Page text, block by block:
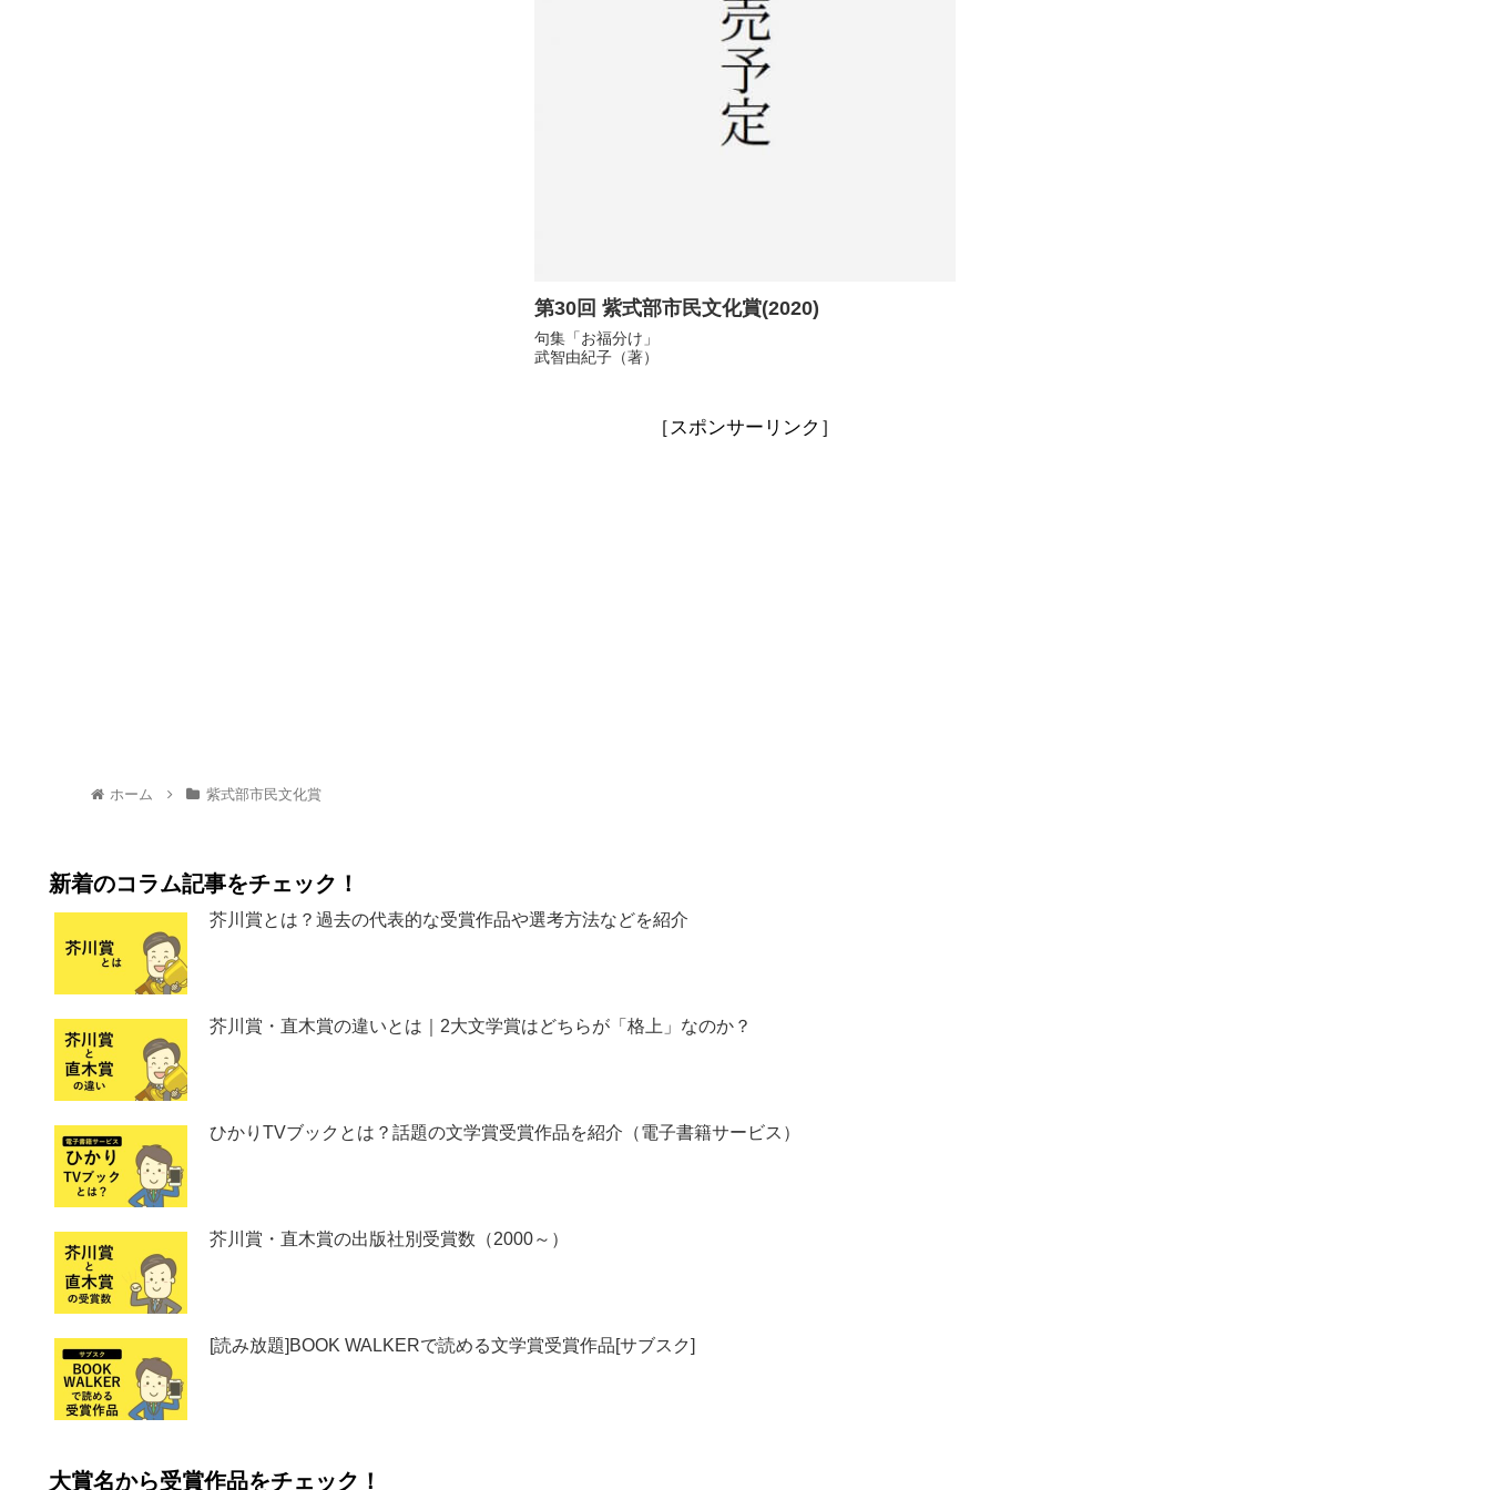
第30回 紫式部市民文化賞(2020)
句集「お福分け」
武智由紀子（著）
［スポンサーリンク］
ホーム 紫式部市民文化賞
新着のコラム記事をチェック！
芥川賞とは？過去の代表的な受賞作品や選考方法などを紹介
芥川賞・直木賞の違いとは｜2大文学賞はどちらが「格上」なのか？
ひかりTVブックとは？話題の文学賞受賞作品を紹介（電子書籍サービス）
芥川賞・直木賞の出版社別受賞数（2000～）
[読み放題]BOOK WALKERで読める文学賞受賞作品[サブスク]
大賞名から受賞作品をチェック！